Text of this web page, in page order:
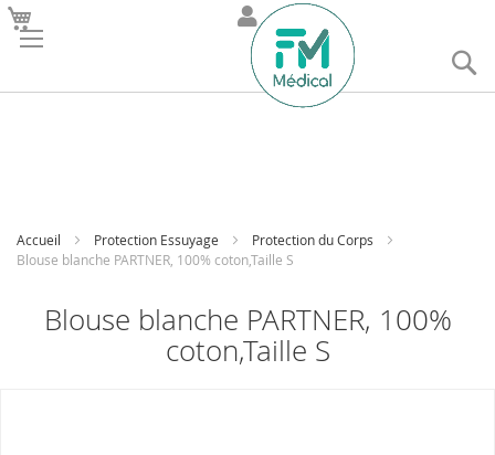
Accueil Protection Essuyage
Protection du Corps
Blouse blanche PARTNER, 100% coton,Taille S
Blouse blanche PARTNER, 100%
coton,Taille S